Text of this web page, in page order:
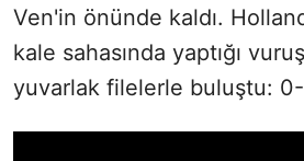
Ven'in önünde kaldı.
kale sahasında yaptığı
yuvarlak filelerle buluştu: 0-